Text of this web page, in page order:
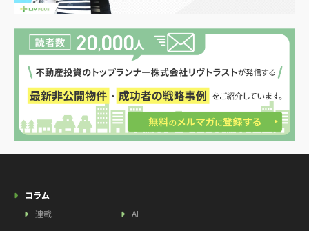
コラム
連載
AI